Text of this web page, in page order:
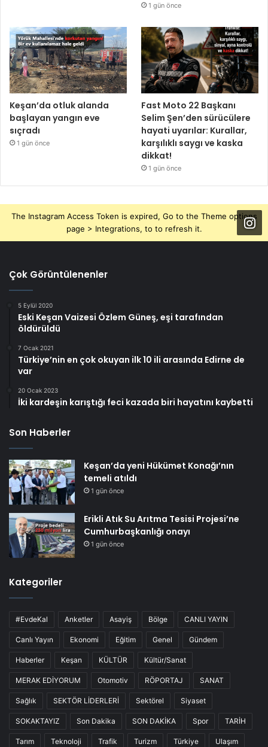
1 gün önce
Keşan’da otluk alanda
başlayan yangın eve
sıçradı
1 gün önce
Fast Moto 22 Başkanı
Selim Şen’den sürücülere
hayati uyarılar: Kurallar,
karşılıklı saygı ve kaska
dikkat!
1 gün önce
The Instagram Access Token is expired, Go to the Theme options
page > Integrations, to to refresh it.
Çok Görüntülenenler
5 Eylül 2020
Eski Keşan Vaizesi Özlem Güneş, eşi tarafından
öldürüldü
7 Ocak 2021
Türkiye’nin en çok okuyan ilk 10 ili arasında Edirne de
var
20 Ocak 2023
İki kardeşin karıştığı feci kazada biri hayatını kaybetti
Son Haberler
Keşan’da yeni Hükümet Konağı’nın
temeli atıldı
1 gün önce
Erikli Atık Su Arıtma Tesisi Projesi’ne
Cumhurbaşkanlığı onayı
1 gün önce
Kategoriler
#EvdeKal Anketler Asayiş Bölge CANLI YAYIN
Canlı Yayın Ekonomi Eğitim Genel Gündem
Haberler Keşan KÜLTÜR Kültür/Sanat
MERAK EDİYORUM Otomotiv RÖPORTAJ SANAT
Sağlık SEKTÖR LİDERLERİ Sektörel Siyaset
SOKAKTAYIZ Son Dakika SON DAKİKA Spor TARİH
Tarım Teknoloji Trafik Turizm Türkiye Ulaşım